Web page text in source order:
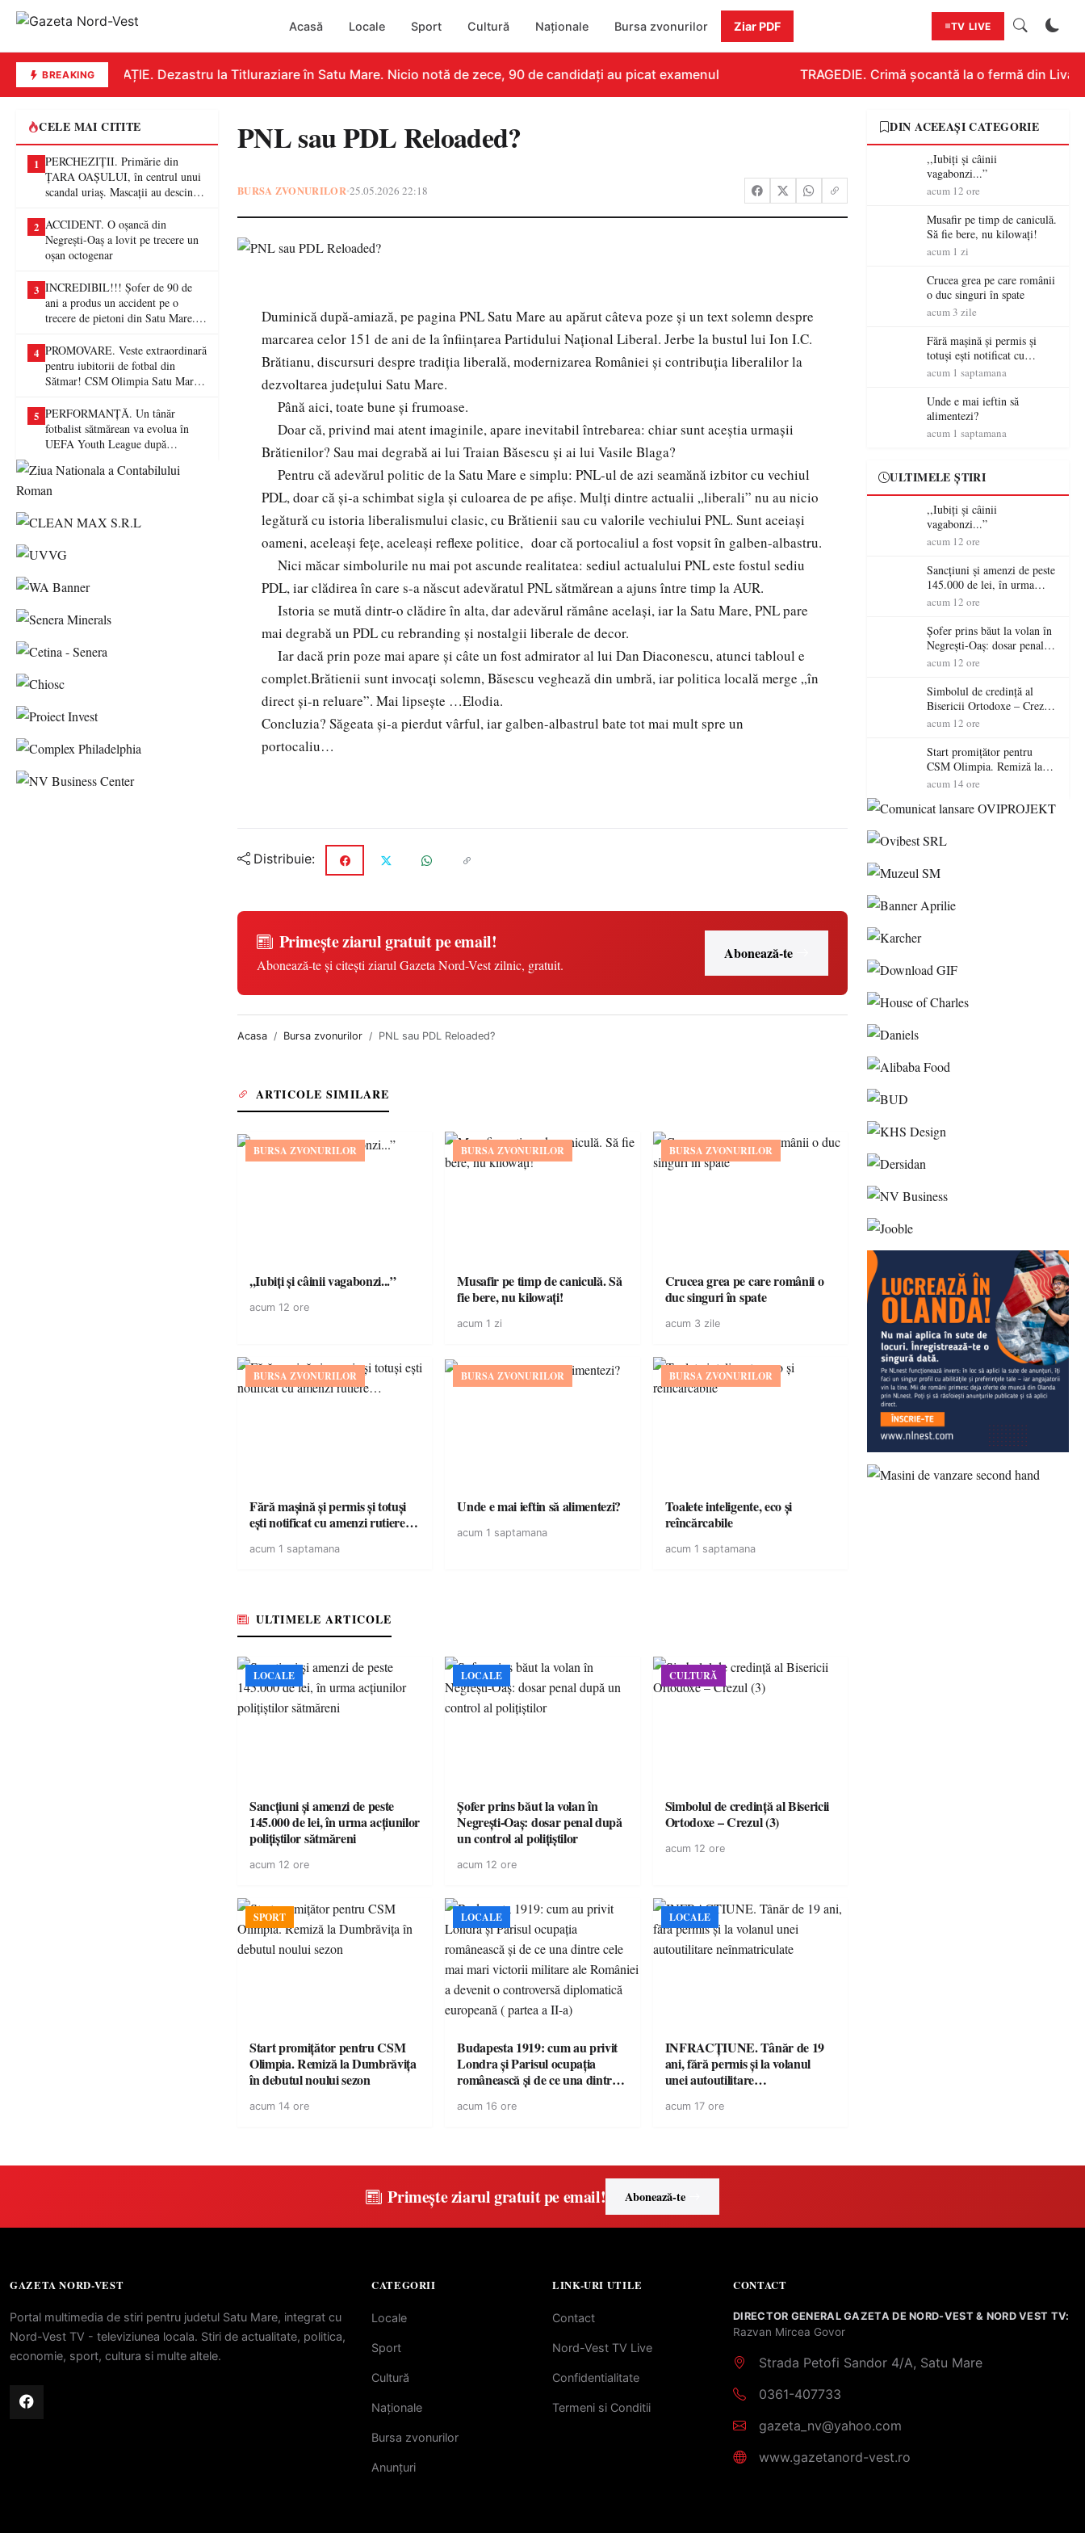
Acasă Locale Sport Cultură Naționale Bursa zvonurilor Ziar PDF TV LIVE
BREAKINGEDUCAȚIE. Dezastru la Titluraziare în Satu Mare. Nicio notă de zece, 90 de candidați au picat examenul TRAGEDIE. Crimă șocantă la o fermă din
CELE MAI CITITE
1 PERCHEZIȚII. Primărie din
ȚARA OAȘULUI, în centrul unui
scandal uriaș. Mascații au descins
fraude de proporții
2 ACCIDENT. O oșancă din
Negrești-Oaș a lovit pe trecere un
oșan octogenar
3 INCREDIBIL!!! Șofer de 90 de
ani a produs un accident pe o
trecere de pietoni din Satu Mare. O
4 PROMOVARE. Veste extraordinară
pentru iubitorii de fotbal din
Sătmar! CSM Olimpia Satu Mare
5 PERFORMANȚĂ. Un tânăr
fotbalist sătmărean va evolua în
UEFA Youth League după
PNL sau PDL Reloaded?
BURSA ZVONURILOR•25.05.2026 22:18
Duminică după-amiază, pe pagina PNL Satu Mare au apărut câteva poze și un text solemn despre
marcarea celor 151 de ani de la înființarea Partidului Național Liberal. Jerbe la bustul lui Ion I.C.
Brătianu, discursuri despre tradiția liberală, modernizarea României și contribuția liberalilor la
dezvoltarea județului Satu Mare.
Până aici, toate bune și frumoase.
Doar că, privind mai atent imaginile, apare inevitabil întrebarea: chiar sunt aceștia urmașii
Brătienilor? Sau mai degrabă ai lui Traian Băsescu și ai lui Vasile Blaga?
Pentru că adevărul politic de la Satu Mare e simplu: PNL-ul de azi seamănă izbitor cu vechiul
PDL, doar că și-a schimbat sigla și culoarea de pe afișe. Mulți dintre actualii „liberali” nu au nicio
legătură cu istoria liberalismului clasic, cu Brătienii sau cu valorile vechiului PNL. Sunt aceiași
oameni, aceleași fețe, aceleași reflexe politice, doar că portocaliul a fost vopsit în galben-albastru.
Nici măcar simbolurile nu mai pot ascunde realitatea: sediul actualului PNL este fostul sediu
PDL, iar clădirea în care s-a născut adevăratul PNL sătmărean a ajuns între timp la AUR.
Istoria se mută dintr-o clădire în alta, dar adevărul rămâne același, iar la Satu Mare, PNL pare
mai degrabă un PDL cu rebranding și nostalgii liberale de decor.
Iar dacă prin poze mai apare și câte un fost admirator al lui Dan Diaconescu, atunci tabloul e
complet.Brătienii sunt invocați solemn, Băsescu veghează din umbră, iar politica locală merge „în
direct și-n reluare”. Mai lipsește …Elodia.
Concluzia? Săgeata și-a pierdut vârful, iar galben-albastrul bate tot mai mult spre un
portocaliu…
Distribuie:
Primește ziarul gratuit pe email!
Abonează-te și citești ziarul Gazeta Nord-Vest zilnic, gratuit.
Abonează-te
Acasa Bursa zvonurilor PNL sau PDL Reloaded?
ARTICOLE SIMILARE
BURSA ZVONURILOR
,,Iubiți și câinii vagabonzi...”
acum 12 ore
BURSA ZVONURILOR
Musafir pe timp de caniculă. Să
fie bere, nu kilowați!
acum 1 zi
BURSA ZVONURILOR
Crucea grea pe care românii o
duc singuri în spate
acum 3 zile
BURSA ZVONURILOR
Fără mașină și permis și totuși
ești notificat cu amenzi rutiere…
acum 1 saptamana
BURSA ZVONURILOR
Unde e mai ieftin să alimentezi?
acum 1 saptamana
BURSA ZVONURILOR
Toalete inteligente, eco și
reîncărcabile
acum 1 saptamana
ULTIMELE ARTICOLE
LOCALE
Sancțiuni și amenzi de peste
145.000 de lei, în urma acțiunilor
polițiștilor sătmăreni
acum 12 ore
LOCALE
Șofer prins băut la volan în
Negrești-Oaș: dosar penal după
un control al polițiștilor
acum 12 ore
CULTURĂ
Simbolul de credinţă al Bisericii
Ortodoxe – Crezul (3)
acum 12 ore
SPORT
Start promițător pentru CSM
Olimpia. Remiză la Dumbrăvița
în debutul noului sezon
acum 14 ore
LOCALE
Budapesta 1919: cum au privit
Londra și Parisul ocupația
românească și de ce una dintre
României a devenit o
acum 16 ore
LOCALE
INFRACȚIUNE. Tânăr de 19
ani, fără permis și la volanul
unei autoutilitare
acum 17 ore
DIN ACEEAȘI CATEGORIE
,,Iubiți și câinii
vagabonzi...”
acum 12 ore
Musafir pe timp de caniculă.
Să fie bere, nu kilowați!
acum 1 zi
Crucea grea pe care românii
o duc singuri în spate
acum 3 zile
Fără mașină și permis și
totuși ești notificat cu
amenzi rutiere…
acum 1 saptamana
Unde e mai ieftin să
alimentezi?
acum 1 saptamana
ULTIMELE ȘTIRI
,,Iubiți și câinii
vagabonzi...”
acum 12 ore
Sancțiuni și amenzi de peste
145.000 de lei, în urma
acțiunilor polițiștilor
acum 12 ore
Șofer prins băut la volan în
Negrești-Oaș: dosar penal
după un control al
acum 12 ore
Simbolul de credinţă al
Bisericii Ortodoxe – Crezul
(3)
acum 12 ore
Start promițător pentru
CSM Olimpia. Remiză la
Dumbrăvița în debutul
acum 14 ore
Primește ziarul gratuit pe email! Abonează-te
GAZETA NORD-VEST
Portal multimedia de stiri pentru judetul Satu Mare, integrat cu
Nord-Vest TV - televiziunea locala. Stiri de actualitate, politica,
economie, sport, cultura si multe altele.
CATEGORII
Locale
Sport
Cultură
Naționale
Bursa zvonurilor
Anunțuri
LINK-URI UTILE
Contact
Nord-Vest TV Live
Confidentialitate
Termeni si Conditii
CONTACT
DIRECTOR GENERAL GAZETA DE NORD-VEST & NORD VEST TV:
Razvan Mircea Govor
Strada Petofi Sandor 4/A, Satu Mare
0361-407733
gazeta_nv@yahoo.com
www.gazetanord-vest.ro